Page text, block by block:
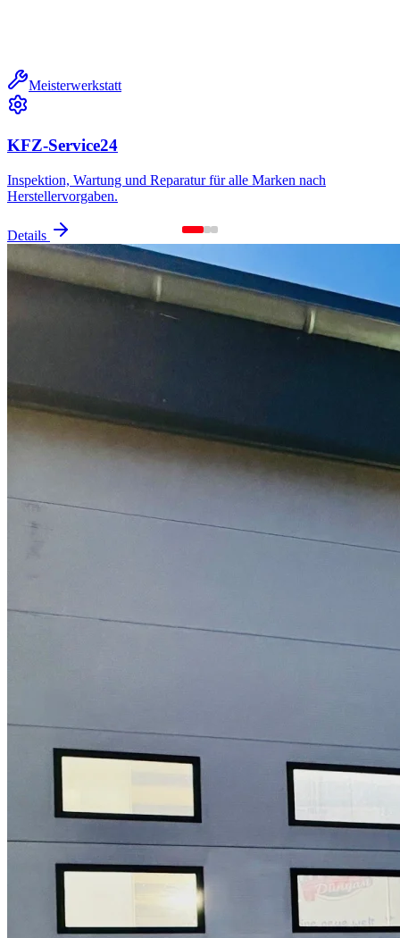
Meisterwerkstatt
KFZ-Service24
Inspektion, Wartung und Reparatur für alle Marken nach
Herstellervorgaben.
Details